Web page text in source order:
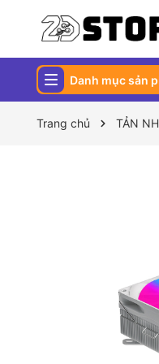
Danh mục sản
Trang chủ TẢN